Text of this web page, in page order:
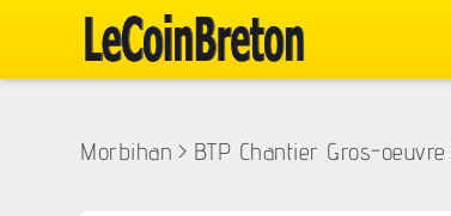
Morbihan > BTP Chantier Gros-oeuvre